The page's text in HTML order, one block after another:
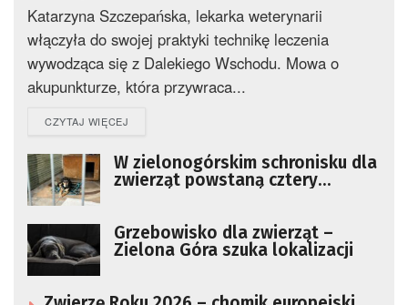
Katarzyna Szczepańska, lekarka weterynarii
włączyła do swojej praktyki technikę leczenia
wywodząca się z Dalekiego Wschodu. Mowa o
akupunkturze, która przywraca...
CZYTAJ WIĘCEJ
W zielonogórskim schronisku dla
zwierząt powstaną cztery
Grzebowisko dla zwierząt –
Zielona Góra szuka lokalizacji